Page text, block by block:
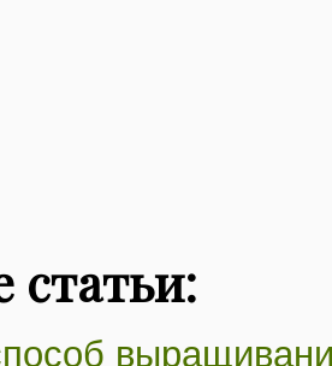
статьи: